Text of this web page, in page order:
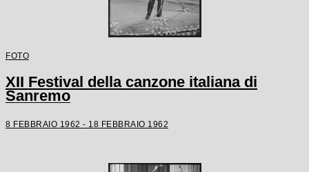
FOTO
XII Festival della canzone italiana di
Sanremo
8 FEBBRAIO 1962 - 18 FEBBRAIO 1962